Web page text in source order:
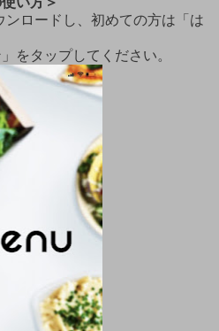
ロードし、初めての方は「は
をタップしてください。